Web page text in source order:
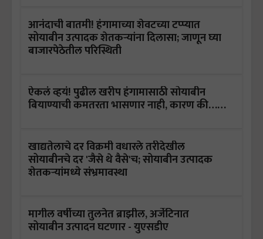
आनंदाची बातमी! हंगामाच्या शेवटच्या टप्प्यात
सोयाबीन उत्पादक शेतकऱ्यांना दिलासा; जाणून घ्या
बाजारपेठेतील परिस्थिती
ऐकलं व्हयं! पुढील खरीप हंगामासाठी सोयाबीन
बियाण्याची कमतरता भासणार नाही, कारण की……
खाद्यतेलाचे दर विक्रमी वधारले तरीदेखील
सोयाबीनचे दर 'जैसे थे वैसे'च; सोयाबीन उत्पादक
शेतकऱ्यांमध्ये संभ्रमावस्था
मागील वर्षीच्या तुलनेत ब्राझील, अर्जेटिनात
सोयाबीन उत्पादन घटणार - युएसडीए